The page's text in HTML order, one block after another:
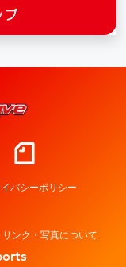
バシーポリシー
ンク・写真について